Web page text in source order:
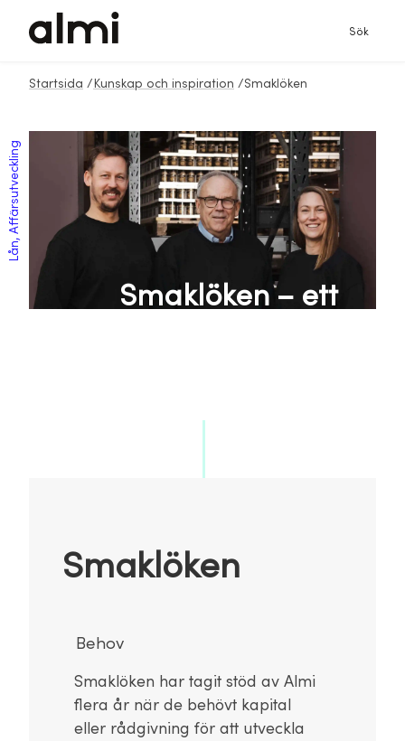
Sök
Startsida / Kunskap och inspiration /Smaklöken
Smaklöken – ett
Lån, Affärsutveckling
Smaklöken
Behov
Smaklöken har tagit stöd av Almi
flera år när de behövt kapital
eller rådgivning för att utveckla